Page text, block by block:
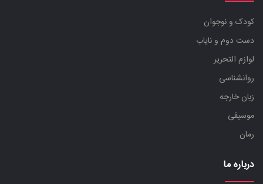
کودک و نوجوان
دست دوم و نایاب
لوازم التحریر
روانشناسی
زبان خارجه
موسیقی
رمان
درباره ما